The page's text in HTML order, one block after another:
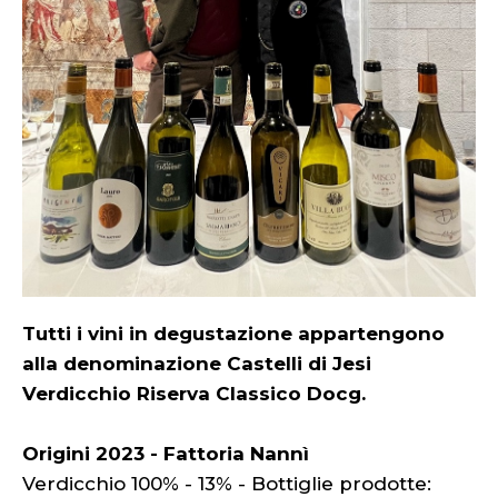
Tutti i vini in degustazione appartengono
alla denominazione Castelli di Jesi
Verdicchio Riserva Classico Docg.
Origini 2023 - Fattoria Nannì
Verdicchio 100% - 13% - Bottiglie prodotte: